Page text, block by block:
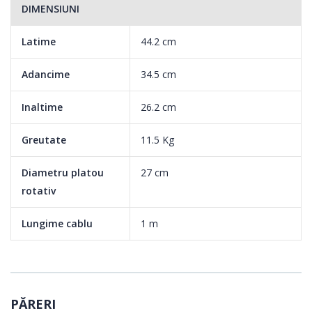
DIMENSIUNI
Latime 44.2 cm
Adancime 34.5 cm
Inaltime 26.2 cm
Greutate 11.5 Kg
Diametru platou
rotativ
27 cm
Lungime cablu 1 m
PĂRERI